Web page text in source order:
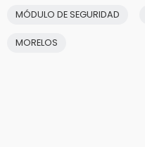
MÓDULO DE SEGURIDAD
MORELOS